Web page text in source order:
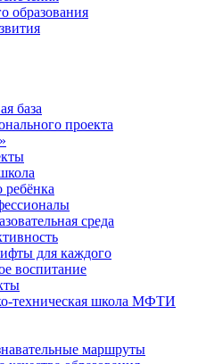
образования
база
проекта
ребёнка
среда
для каждого
воспитание
техническая школа МФТИ
маршруты